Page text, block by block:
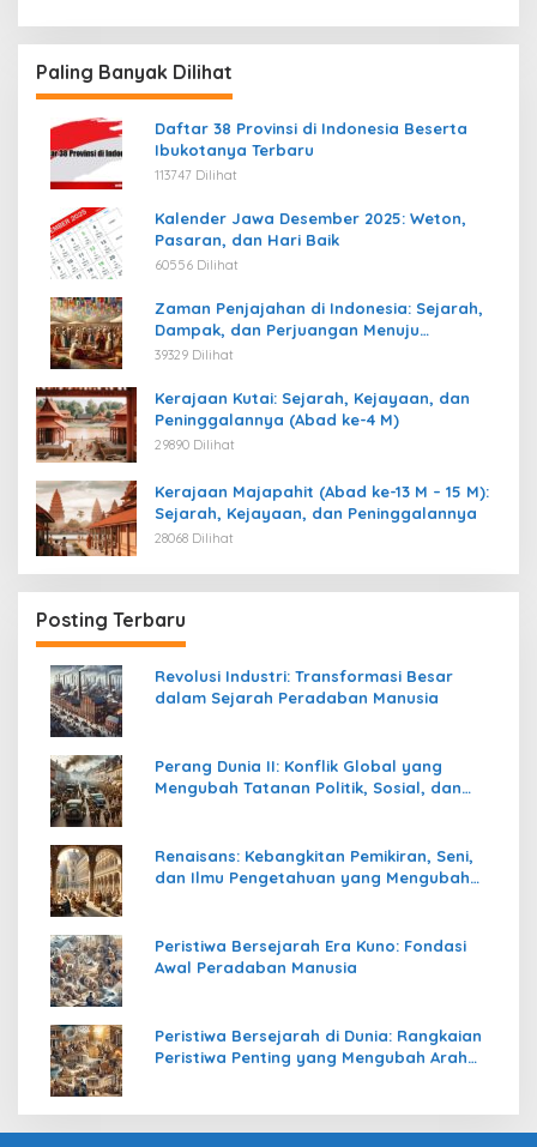
Paling Banyak Dilihat
Daftar 38 Provinsi di Indonesia Beserta
Ibukotanya Terbaru
113747 Dilihat
Kalender Jawa Desember 2025: Weton,
Pasaran, dan Hari Baik
60556 Dilihat
Zaman Penjajahan di Indonesia: Sejarah,
Dampak, dan Perjuangan Menuju
Kemerdekaan
39329 Dilihat
Kerajaan Kutai: Sejarah, Kejayaan, dan
Peninggalannya (Abad ke-4 M)
29890 Dilihat
Kerajaan Majapahit (Abad ke-13 M – 15 M):
Sejarah, Kejayaan, dan Peninggalannya
28068 Dilihat
Posting Terbaru
Revolusi Industri: Transformasi Besar
dalam Sejarah Peradaban Manusia
Perang Dunia II: Konflik Global yang
Mengubah Tatanan Politik, Sosial, dan
Renaisans: Kebangkitan Pemikiran, Seni,
dan Ilmu Pengetahuan yang Mengubah
Peristiwa Bersejarah Era Kuno: Fondasi
Awal Peradaban Manusia
Peristiwa Bersejarah di Dunia: Rangkaian
Peristiwa Penting yang Mengubah Arah